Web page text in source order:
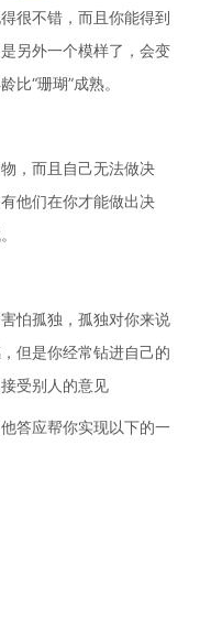
很不错，而且你能得到
另外一个模样了，会变
“珊瑚”成熟。
，而且自己无法做决
他们在你才能做出决
怕孤独，孤独对你来说
但是你经常钻进自己的
受别人的意见
答应帮你实现以下的一